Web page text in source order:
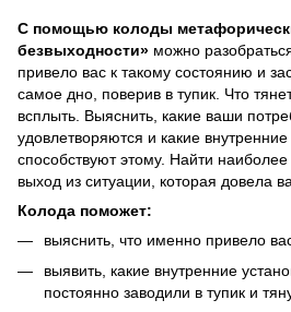
С помощью колоды
безвыходности» можно
привело вас к такому состоянию и
самое дно, поверив в тупик. Что
всплыть. Выяснить, какие ваши
удовлетворяются и какие
способствуют этому. Найти
выход из ситуации, которая довела
Колода поможет:
выяснить, что именно привело
выявить, какие внутренние
постоянно заводили в тупик и